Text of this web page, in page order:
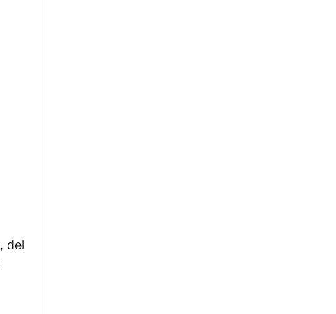
, del